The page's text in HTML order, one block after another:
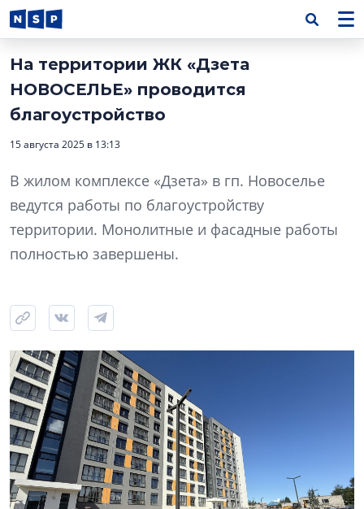
На территории ЖК «Дзета
НОВОСЕЛЬЕ» проводится
благоустройство
15 августа 2025 в 13:13
В жилом комплексе «Дзета» в гп. Новоселье
ведутся работы по благоустройству
территории. Монолитные и фасадные работы
полностью завершены.